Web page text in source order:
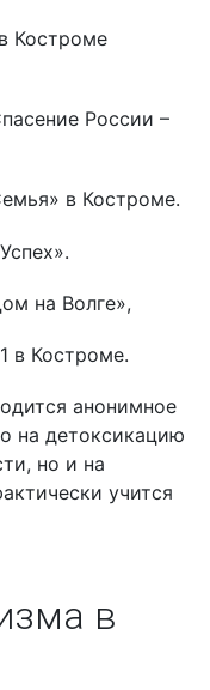
Костроме
России –
в Костроме.
на Волге»,
в Костроме.
анонимное
на детоксикацию
но и на
учится
в